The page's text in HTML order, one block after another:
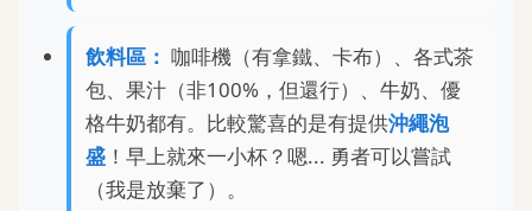
飲料區： 咖啡機（有拿鐵、卡布）、各式茶
包、果汁（非100%，但還行）、牛奶、優
格牛奶都有。比較驚喜的是有提供沖繩泡
盛 ！早上就來一小杯？嗯... 勇者可以嘗試
（我是放棄了）。